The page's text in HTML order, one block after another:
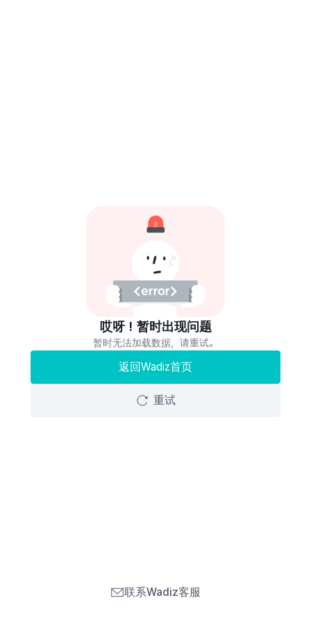
哎呀！暂时出现问题
暂时无法加载数据，请重试。
返回Wadiz首页
重试
联系Wadiz客服